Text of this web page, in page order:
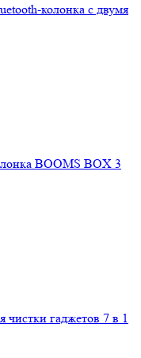
колонка c двумя
BOOMS BOX 3
чистки гаджетов 7 в 1